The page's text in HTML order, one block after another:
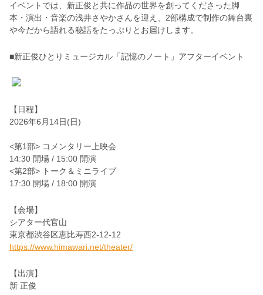
イベントでは、新正俊と共に作品の世界を創ってくださった脚
本・演出・音楽の浅井さやかさんを迎え、2部構成で制作の舞台裏
や今だから語れる秘話をたっぷりとお届けします。
■新正俊ひとりミュージカル「記憶のノート」アフターイベント
【日程】
2026年6月14日(日)
<第1部> コメンタリー上映会
14:30 開場 / 15:00 開演
<第2部> トーク＆ミニライブ
17:30 開場 / 18:00 開演
【会場】
シアター代官山
東京都渋谷区恵比寿西2-12-12
https://www.himawari.net/theater/
【出演】
新 正俊